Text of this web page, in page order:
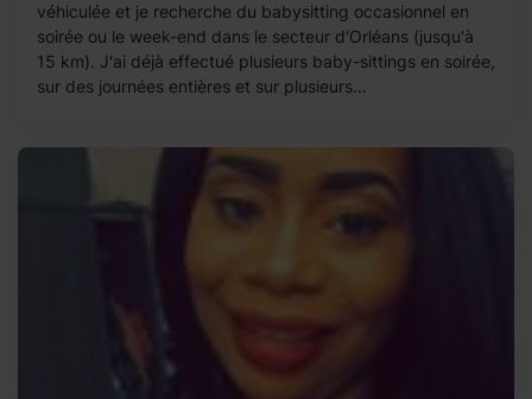
véhiculée et je recherche du babysitting occasionnel en
soirée ou le week-end dans le secteur d'Orléans (jusqu'à
15 km). J'ai déjà effectué plusieurs baby-sittings en soirée,
sur des journées entières et sur plusieurs...